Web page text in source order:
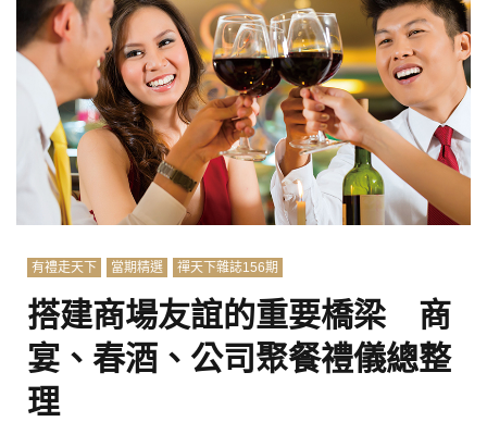
有禮走天下 當期精選 禪天下雜誌156期
搭建商場友誼的重要橋梁 商
宴、春酒、公司聚餐禮儀總整
理